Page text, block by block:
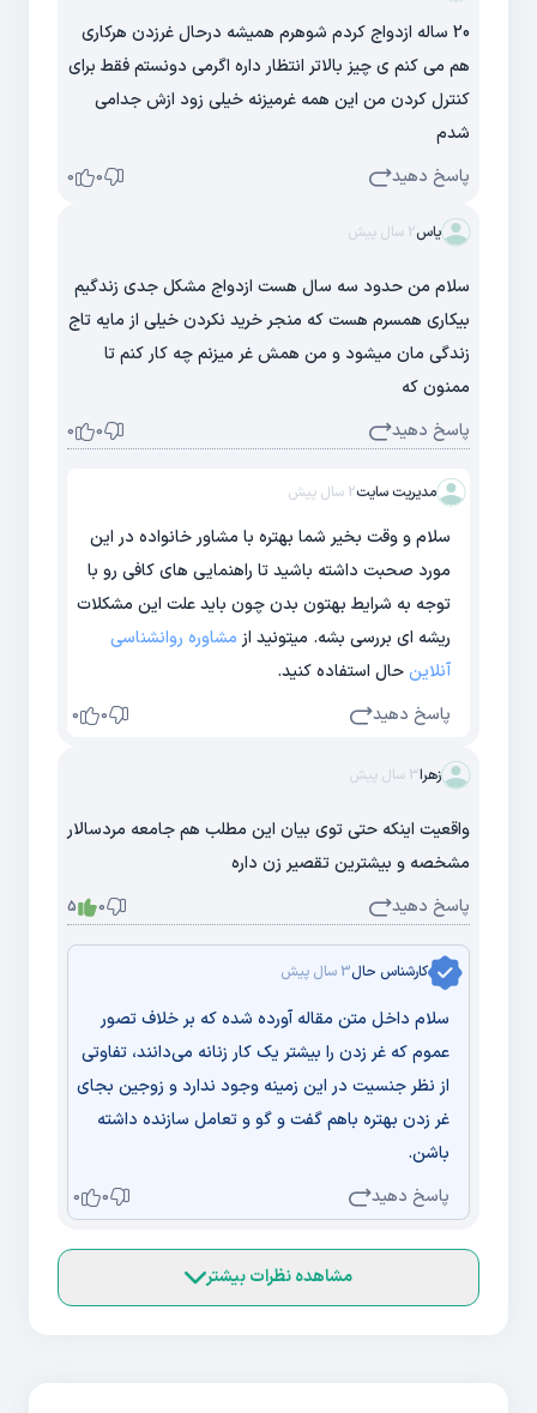
20 ساله ازدواج کردم شوهرم همیشه درحال غرزدن هرکاری
هم می کنم ی چیز بالاتر انتظار داره اگرمی دونستم فقط برای
کنترل کردن من این همه غرمیزنه خیلی زود ازش جدامی
شدم
پاسخ دهید
0
0
یاس2 سال پیش
سلام من حدود سه سال هست ازدواج مشکل جدی زندگیم
بیکاری همسرم هست که منجر خرید نکردن خیلی از مایه تاج
زندگی مان میشود و من همش غر میزنم چه کار کنم تا
ممنون که
پاسخ دهید
0
0
مدیریت سایت2 سال پیش
سلام و وقت بخیر شما بهتره با مشاور خانواده در این
مورد صحبت داشته باشید تا راهنمایی های کافی رو با
توجه به شرایط بهتون بدن چون باید علت این مشکلات
ریشه ای بررسی بشه. میتونید از مشاوره روانشناسی
آنلاینحال استفاده کنید.
پاسخ دهید
0
0
زهرا3 سال پیش
واقعیت اینکه حتی توی بیان این مطلب هم جامعه مردسالار
مشخصه و بیشترین تقصیر زن داره
پاسخ دهید
0
5
کارشناس حال3 سال پیش
سلام داخل متن مقاله آورده شده که بر خلاف تصور
عموم که غر زدن را بیشتر یک کار زنانه می‌دانند، تفاوتی
از نظر جنسیت در این زمینه وجود ندارد و زوجین بجای
غر زدن بهتره باهم گفت و گو و تعامل سازنده داشته
باشن.
پاسخ دهید
0
0
مشاهده نظرات بیشتر